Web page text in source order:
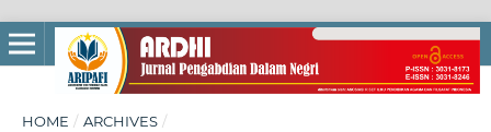
HOME / ARCHIVES /